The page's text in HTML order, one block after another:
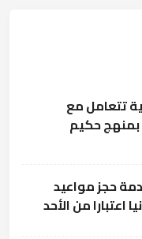
تتعامل مع
بمنهج حكيم
حجز مواعيد
اعتبارا من الأحد